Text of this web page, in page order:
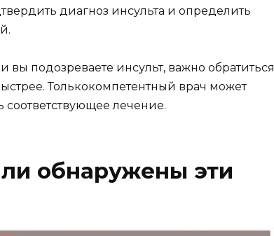
диагноз инсульта и определить
вы подозреваете инсульт, важно обратиться
Толькокомпетентный врач может
лечение.
обнаружены эти